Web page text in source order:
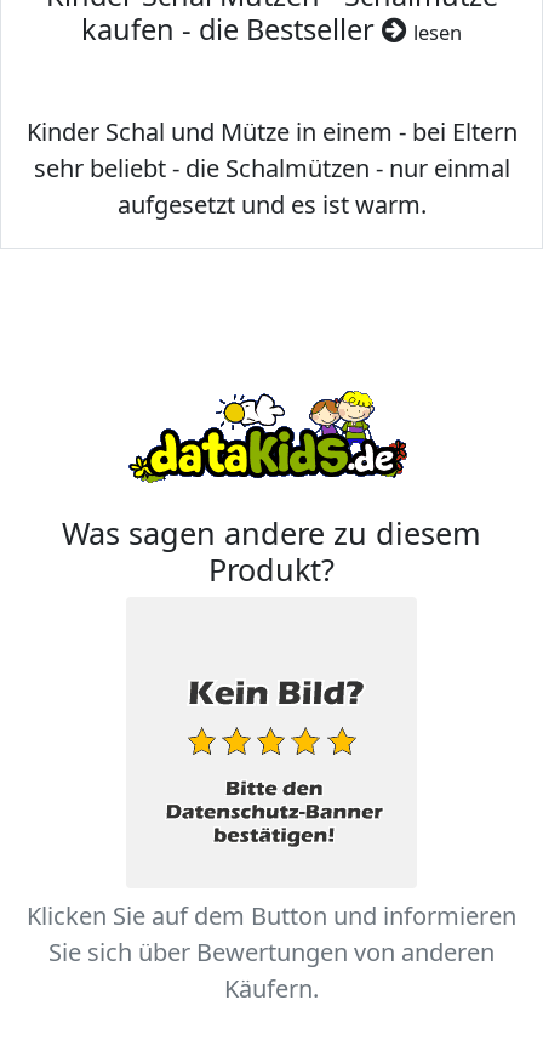
kaufen - die Bestseller
lesen
Kinder Schal und Mütze in einem - bei Eltern
sehr beliebt - die Schalmützen - nur einmal
aufgesetzt und es ist warm.
Was sagen andere zu diesem
Produkt?
Klicken Sie auf dem Button und informieren
Sie sich über Bewertungen von anderen
Käufern.